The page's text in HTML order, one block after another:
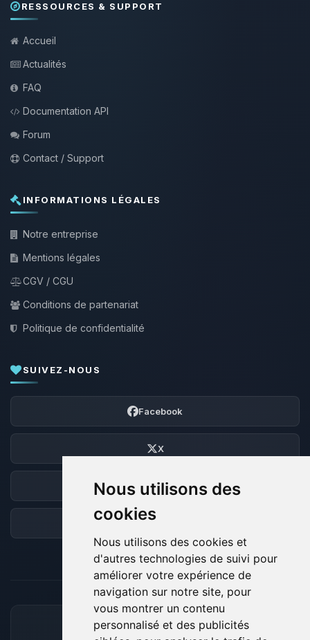
Nous utilisons des
cookies
Nous utilisons des cookies et
d'autres technologies de suivi pour
améliorer votre expérience de
navigation sur notre site, pour
vous montrer un contenu
personnalisé et des publicités
RESSOURCES & SUPPORT
Accueil
Actualités
FAQ
Documentation API
Forum
Contact / Support
INFORMATIONS LÉGALES
Notre entreprise
Mentions légales
CGV / CGU
Conditions de partenariat
Politique de confidentialité
SUIVEZ-NOUS
Facebook
X
Discord
Forum
MOYENS DE PAIEMENT ACCEPTÉS